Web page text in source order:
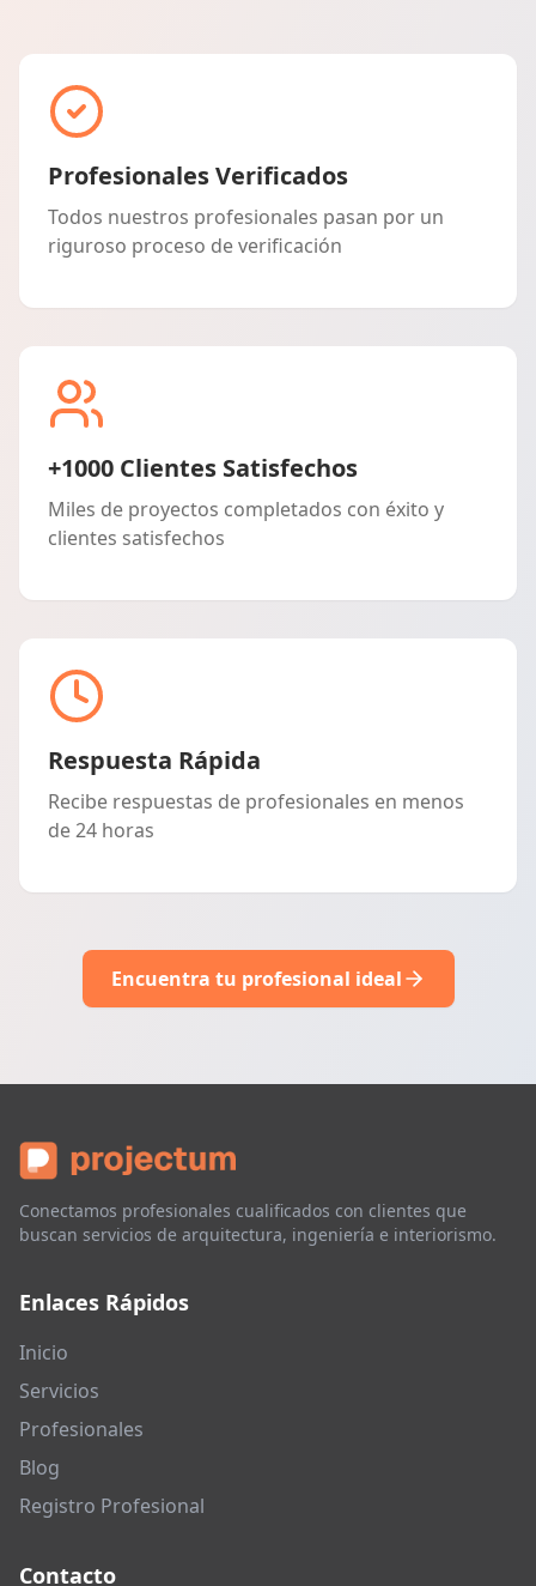
Profesionales Verificados
Todos nuestros profesionales pasan por un
riguroso proceso de verificación
+1000 Clientes Satisfechos
Miles de proyectos completados con éxito y
clientes satisfechos
Respuesta Rápida
Recibe respuestas de profesionales en menos
de 24 horas
Encuentra tu profesional ideal
Conectamos profesionales cualificados con clientes que
buscan servicios de arquitectura, ingeniería e interiorismo.
Enlaces Rápidos
Inicio
Servicios
Profesionales
Blog
Registro Profesional
Contacto